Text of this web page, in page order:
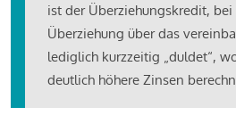
ist der Überziehungskredit,
Überziehung über das
lediglich kurzzeitig „duldet“,
deutlich höhere Zinsen